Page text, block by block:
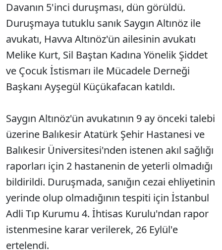
Davanın 5'inci duruşması, dün görüldü.
Duruşmaya tutuklu sanık Saygın Altınöz ile
avukatı, Havva Altınöz'ün ailesinin avukatı
Melike Kurt, Sil Baştan Kadına Yönelik Şiddet
ve Çocuk İstismarı ile Mücadele Derneği
Başkanı Ayşegül Küçükafacan katıldı.
Saygın Altınöz'ün avukatının 9 ay önceki talebi
üzerine Balıkesir Atatürk Şehir Hastanesi ve
Balıkesir Üniversitesi'nden istenen akıl sağlığı
raporları için 2 hastanenin de yeterli olmadığı
bildirildi. Duruşmada, sanığın cezai ehliyetinin
yerinde olup olmadığının tespiti için İstanbul
Adli Tıp Kurumu 4. İhtisas Kurulu'ndan rapor
istenmesine karar verilerek, 26 Eylül'e
ertelendi.